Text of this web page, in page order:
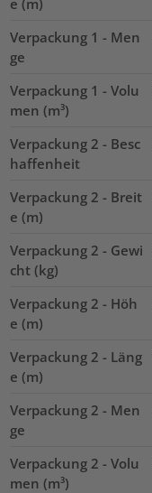
Verpackung 1 - Men
ge
Verpackung 1 - Volu
men (m³)
Verpackung 2 - Besc
haffenheit
Verpackung 2 - Breit
e (m)
Verpackung 2 - Gewi
cht (kg)
Verpackung 2 - Höh
e (m)
Verpackung 2 - Läng
e (m)
Verpackung 2 - Men
ge
Verpackung 2 - Volu
men (m³)